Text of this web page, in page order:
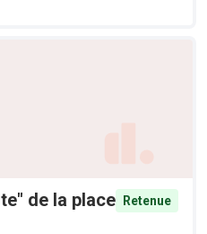
de la place Retenue